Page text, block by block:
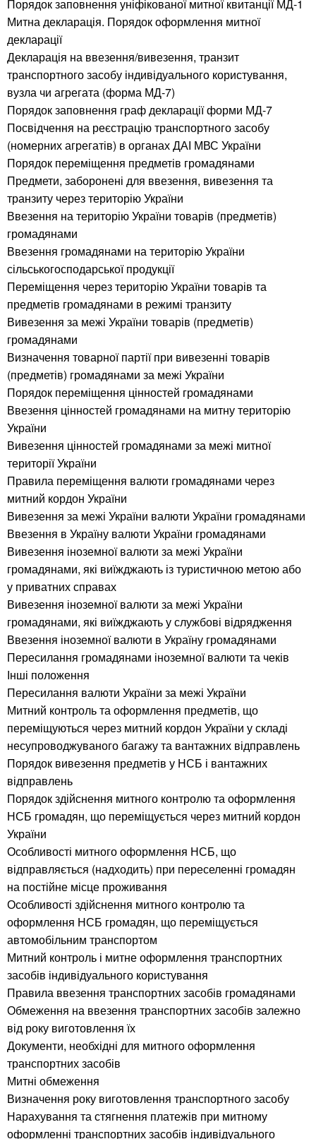
Порядок заповнення уніфікованої митної квитанції МД-1
Митна декларація. Порядок оформлення митної
декларації
Декларація на ввезення/вивезення, транзит
транспортного засобу індивідуального користування,
вузла чи агрегата (форма МД-7)
Порядок заповнення граф декларації форми МД-7
Посвідчення на реєстрацію транспортного засобу
(номерних агрегатів) в органах ДАІ МВС України
Порядок переміщення предметів громадянами
Предмети, заборонені для ввезення, вивезення та
транзиту через територію України
Ввезення на територію України товарів (предметів)
громадянами
Ввезення громадянами на територію України
сільськогосподарської продукції
Переміщення через територію України товарів та
предметів громадянами в режимі транзиту
Вивезення за межі України товарів (предметів)
громадянами
Визначення товарної партії при вивезенні товарів
(предметів) громадянами за межі України
Порядок переміщення цінностей громадянами
Ввезення цінностей громадянами на митну територію
України
Вивезення цінностей громадянами за межі митної
території України
Правила переміщення валюти громадянами через
митний кордон України
Вивезення за межі України валюти України громадянами
Ввезення в Україну валюти України громадянами
Вивезення іноземної валюти за межі України
громадянами, які виїжджають із туристичною метою або
у приватних справах
Вивезення іноземної валюти за межі України
громадянами, які виїжджають у службові відрядження
Ввезення іноземної валюти в Україну громадянами
Пересилання громадянами іноземної валюти та чеків
Інші положення
Пересилання валюти України за межі України
Митний контроль та оформлення предметів, що
переміщуються через митний кордон України у складі
несупроводжуваного багажу та вантажних відправлень
Порядок вивезення предметів у НСБ і вантажних
відправлень
Порядок здійснення митного контролю та оформлення
НСБ громадян, що переміщується через митний кордон
України
Особливості митного оформлення НСБ, що
відправляється (надходить) при переселенні громадян
на постійне місце проживання
Особливості здійснення митного контролю та
оформлення НСБ громадян, що переміщується
автомобільним транспортом
Митний контроль і митне оформлення транспортних
засобів індивідуального користування
Правила ввезення транспортних засобів громадянами
Обмеження на ввезення транспортних засобів залежно
від року виготовлення їх
Документи, необхідні для митного оформлення
транспортних засобів
Митні обмеження
Визначення року виготовлення транспортного засобу
Нарахування та стягнення платежів при митному
оформленні транспортних засобів індивідуального